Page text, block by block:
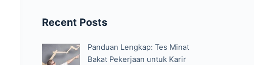
Recent Posts
Panduan Lengkap: Tes Minat
Bakat Pekerjaan untuk Karir